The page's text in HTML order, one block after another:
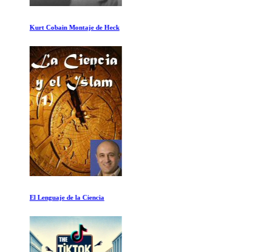
Kurt Cobain Montaje de Heck
El Lenguaje de la Ciencia